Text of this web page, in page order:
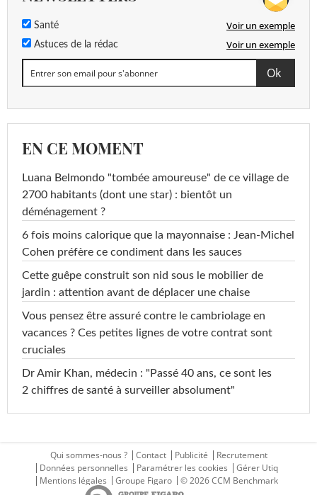
Santé Voir un exemple
Astuces de la rédac Voir un exemple
EN CE MOMENT
Luana Belmondo "tombée amoureuse" de ce village de
2700 habitants (dont une star) : bientôt un
déménagement ?
6 fois moins calorique que la mayonnaise : Jean-Michel
Cohen préfère ce condiment dans les sauces
Cette guêpe construit son nid sous le mobilier de
jardin : attention avant de déplacer une chaise
Vous pensez être assuré contre le cambriolage en
vacances ? Ces petites lignes de votre contrat sont
cruciales
Dr Amir Khan, médecin : "Passé 40 ans, ce sont les
2 chiffres de santé à surveiller absolument"
Qui sommes-nous ? Contact Publicité
Recrutement
Données personnelles
Paramétrer les cookies
Gérer Utiq
Mentions légales
Groupe Figaro © 2026 CCM Benchmark